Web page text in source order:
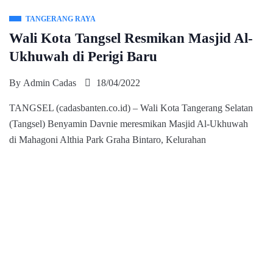
TANGERANG RAYA
Wali Kota Tangsel Resmikan Masjid Al-
Ukhuwah di Perigi Baru
By Admin Cadas 18/04/2022
TANGSEL (cadasbanten.co.id) – Wali Kota Tangerang Selatan
(Tangsel) Benyamin Davnie meresmikan Masjid Al-Ukhuwah
di Mahagoni Althia Park Graha Bintaro, Kelurahan